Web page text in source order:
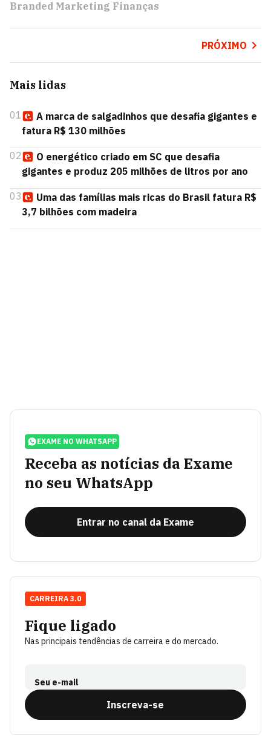
Branded Marketing Finanças
PRÓXIMO
Mais lidas
01
A marca de salgadinhos que desafia gigantes e
fatura R$ 130 milhões
02
O energético criado em SC que desafia
gigantes e produz 205 milhões de litros por ano
03
Uma das famílias mais ricas do Brasil fatura R$
3,7 bilhões com madeira
EXAME NO WHATSAPP
Receba as notícias da Exame
no seu WhatsApp
Entrar no canal da Exame
Fique ligado
Nas principais tendências de carreira e do mercado.
Seu e-mail
Inscreva-se
CARREIRA 3.0